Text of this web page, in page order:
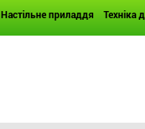
Настільне приладдя Техніка